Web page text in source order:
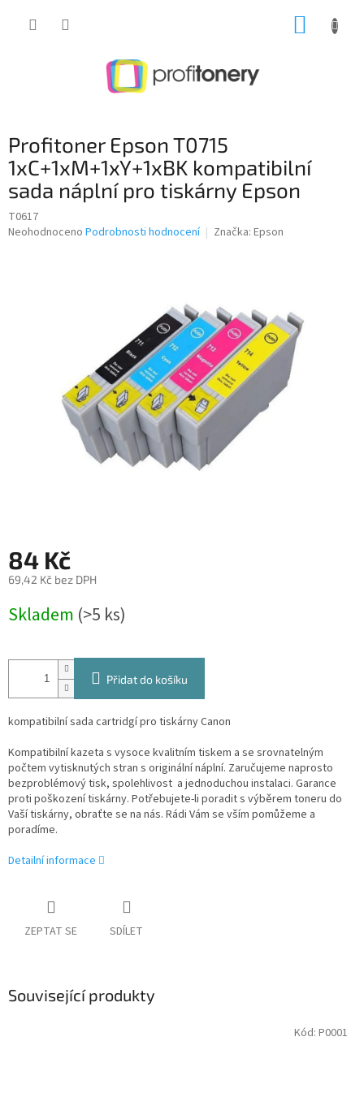
Profitoner Epson T0715
1xC+1xM+1xY+1xBK kompatibilní
sada náplní pro tiskárny Epson
T0617
Průměrné
Neohodnoceno Podrobnosti hodnocení Značka: Epson
84 Kč
69,42 Kč bez DPH
cena:
Skladem (>5 ks)
Přidat do košíku
kompatibilní sada cartridgí pro tiskárny Canon
Kompatibilní kazeta s vysoce kvalitním tiskem a se srovnatelným
počtem vytisknutých stran s originální náplní. Zaručujeme naprosto
bezproblémový tisk, spolehlivost a jednoduchou instalaci. Garance
proti poškození tiskárny. Potřebujete-li poradit s výběrem toneru do
Vaší tiskárny, obraťte se na nás. Rádi Vám se vším pomůžeme a
poradíme.
Detailní informace
ZEPTAT SE SDÍLET
Související produkty
Kód: P0001